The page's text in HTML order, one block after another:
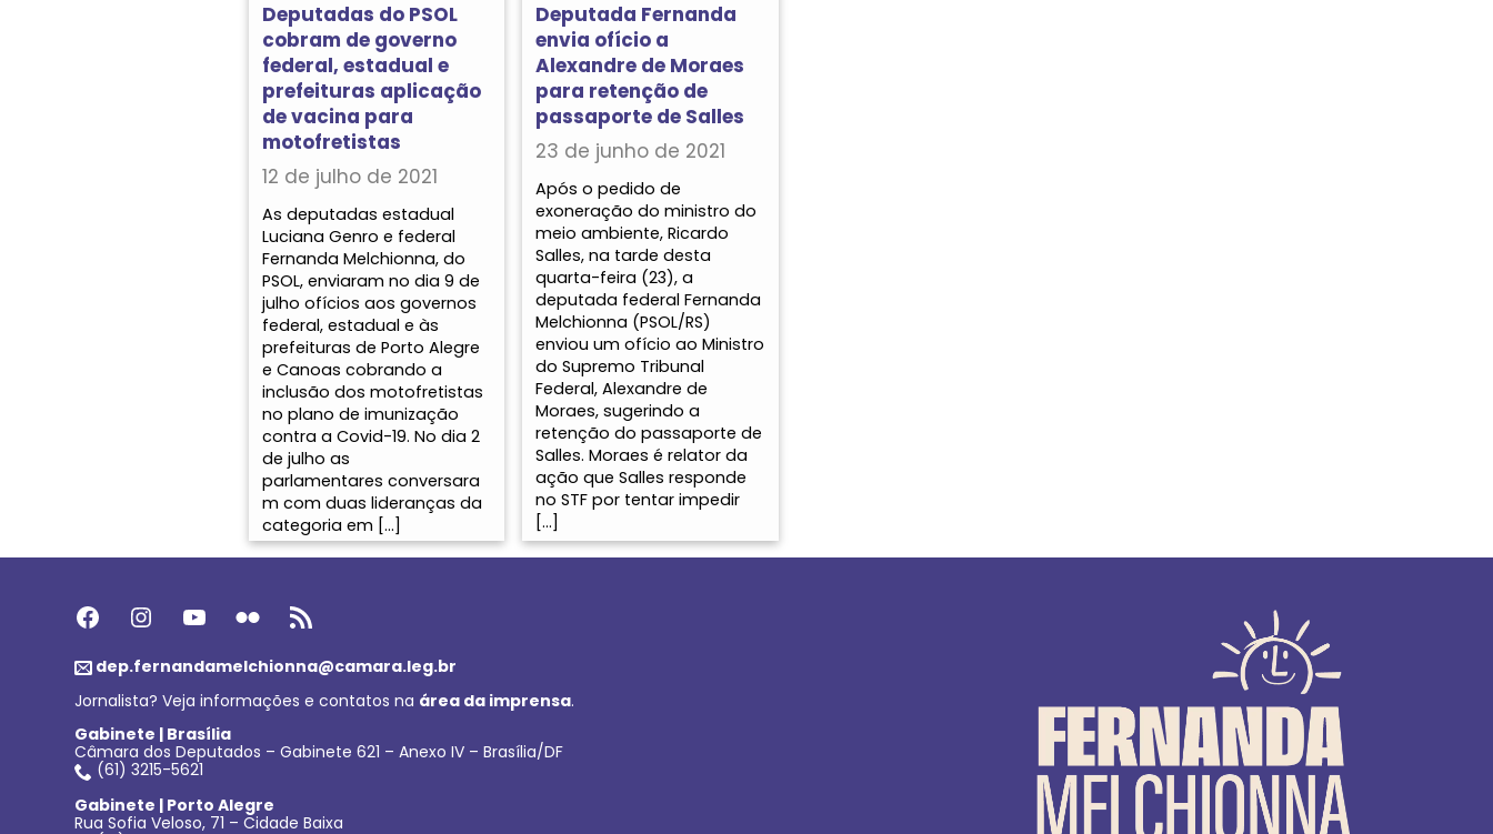
Deputadas do PSOL
cobram de governo
federal, estadual e
prefeituras aplicação
de vacina para
motofretistas
12 de julho de 2021
As deputadas estadual
Luciana Genro e federal
Fernanda Melchionna, do
PSOL, enviaram no dia 9 de
julho ofícios aos governos
federal, estadual e às
prefeituras de Porto Alegre
e Canoas cobrando a
inclusão dos motofretistas
no plano de imunização
contra a Covid-19. No dia 2
de julho as
parlamentares conversara
m com duas lideranças da
categoria em […]
Deputada Fernanda
envia ofício a
Alexandre de Moraes
para retenção de
passaporte de Salles
23 de junho de 2021
Após o pedido de
exoneração do ministro do
meio ambiente, Ricardo
Salles, na tarde desta
quarta-feira (23), a
deputada federal Fernanda
Melchionna (PSOL/RS)
enviou um ofício ao Ministro
do Supremo Tribunal
Federal, Alexandre de
Moraes, sugerindo a
retenção do passaporte de
Salles. Moraes é relator da
ação que Salles responde
no STF por tentar impedir
[…]
Facebook Instagram Youtube Flickr Feed RSS
dep.fernandamelchionna@camara.leg.br
Jornalista? Veja informações e contatos na área da imprensa.
Gabinete | Brasília
Câmara dos Deputados – Gabinete 621 – Anexo IV – Brasília/DF
(61) 3215-5621
Gabinete | Porto Alegre
Rua Sofia Veloso, 71 – Cidade Baixa